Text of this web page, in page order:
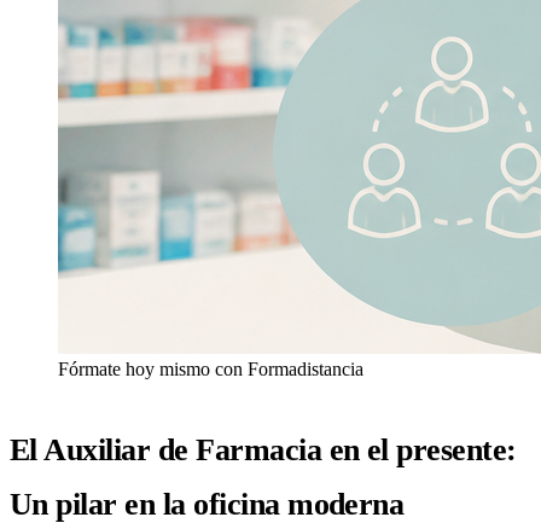
Fórmate hoy mismo con Formadistancia
El Auxiliar de Farmacia en el presente:
Un pilar en la oficina moderna